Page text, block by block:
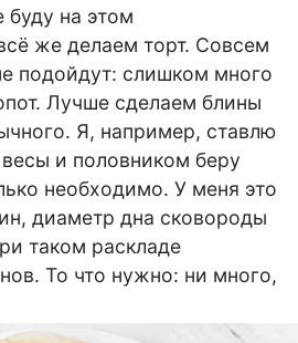
буду на этом
же делаем торт. Совсем
подойдут: слишком много
Лучше сделаем блины
Я, например, ставлю
и половником беру
необходимо. У меня это
диаметр дна сковороды
таком раскладе
То что нужно: ни много,